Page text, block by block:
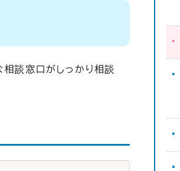
相談窓口がしっかり相談